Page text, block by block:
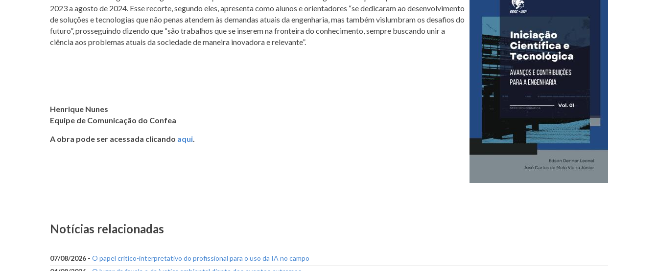
2023 a agosto de 2024. Esse recorte, segundo eles, apresenta como alunos e orientadores “se dedicaram ao desenvolvimento
de soluções e tecnologias que não penas atendem às demandas atuais da engenharia, mas também vislumbram os desafios do
futuro”, prosseguindo dizendo que “são trabalhos que se inserem na fronteira do conhecimento, sempre buscando unir a
ciência aos problemas atuais da sociedade de maneira inovadora e relevante”.
Henrique Nunes
Equipe de Comunicação do Confea
A obra pode ser acessada clicando aqui.
Notícias relacionadas
07/08/2026 - O papel crítico-interpretativo do profissional para o uso da IA no campo